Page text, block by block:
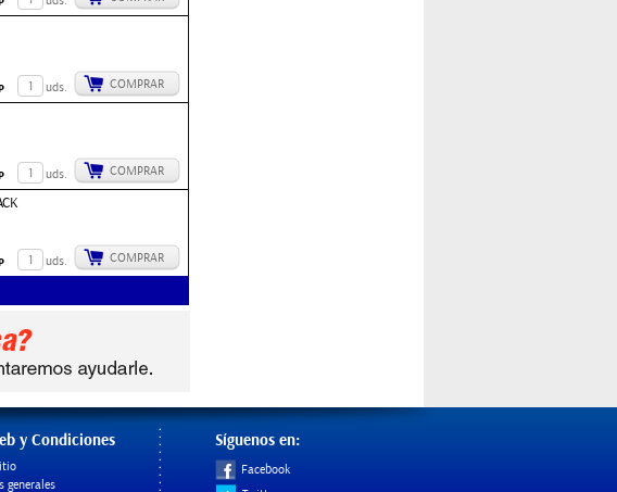
uds. COMPRAR
uds. COMPRAR
uds. COMPRAR
y Condiciones
generales
Síguenos en:
Facebook